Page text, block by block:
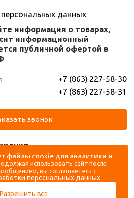
данных
информация о товарах,
информационный
публичной офертой в
+7 (863) 227-58-30
+7 (863) 227-58-31
звонок
файлы cookie для аналитики и
использовать сайт после
вы соглашаетесь с
персональных данных.
Разрешить все